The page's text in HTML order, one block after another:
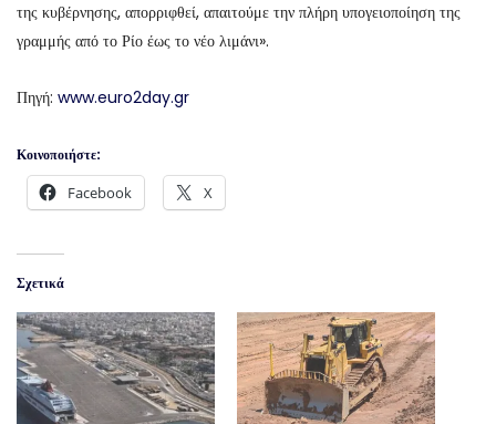
της κυβέρνησης, απορριφθεί, απαιτούμε την πλήρη υπογειοποίηση της
γραμμής από το Ρίο έως το νέο λιμάνι».
Πηγή: www.euro2day.gr
Κοινοποιήστε:
Facebook X
Σχετικά